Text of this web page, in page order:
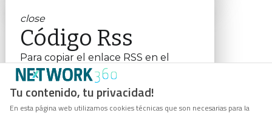
Tu contenido, tu privacidad!
En esta página web utilizamos cookies técnicas que son necesarias para la
close
Código Rss
Para copiar el enlace RSS en el
portapapeles, haga clic en el botón.
RSS link